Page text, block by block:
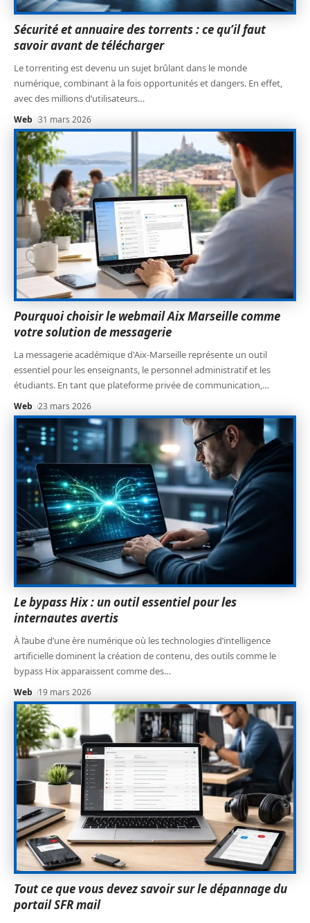
Sécurité et annuaire des torrents : ce qu’il faut
savoir avant de télécharger
Le torrenting est devenu un sujet brûlant dans le monde
numérique, combinant à la fois opportunités et dangers. En effet,
avec des millions d’utilisateurs…
Web 31 mars 2026
Pourquoi choisir le webmail Aix Marseille comme
votre solution de messagerie
La messagerie académique d'Aix-Marseille représente un outil
essentiel pour les enseignants, le personnel administratif et les
étudiants. En tant que plateforme privée de communication, …
Web 23 mars 2026
Le bypass Hix : un outil essentiel pour les
internautes avertis
À l’aube d’une ère numérique où les technologies d’intelligence
artificielle dominent la création de contenu, des outils comme le
bypass Hix apparaissent comme des…
Web 19 mars 2026
Tout ce que vous devez savoir sur le dépannage du
portail SFR mail